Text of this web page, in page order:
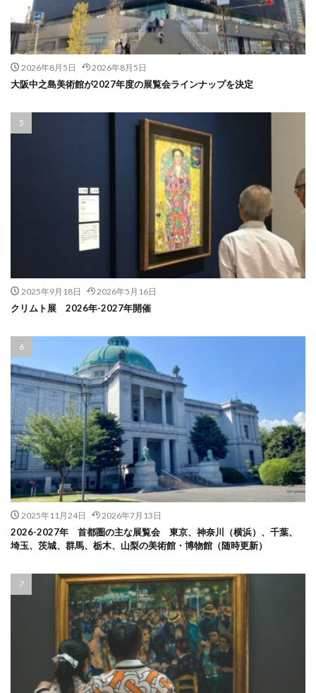
2026年8月5日 2026年8月5日
大阪中之島美術館が2027年度の展覧会ラインナップを決定
2025年9月18日 2026年5月16日
クリムト展 2026年-2027年開催
2025年11月24日 2026年7月13日
2026-2027年 首都圏の主な展覧会 東京、神奈川（横浜）、千葉、
埼玉、茨城、群馬、栃木、山梨の美術館・博物館（随時更新）